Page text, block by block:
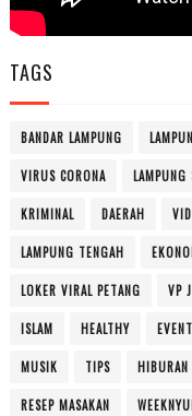
TAGS
BANDAR LAMPUNG
VIRUS CORONA LAMPUNG
KRIMINAL DAERAH
LAMPUNG TENGAH
LOKER VIRAL PETANG VP
ISLAM HEALTHY EVENT
MUSIK TIPS HIBURAN
RESEP MASAKAN